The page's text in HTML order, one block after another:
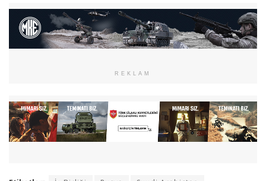
REKLAM